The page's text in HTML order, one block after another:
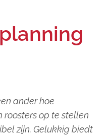
ander hoe
op te stellen
zijn. Gelukkig biedt